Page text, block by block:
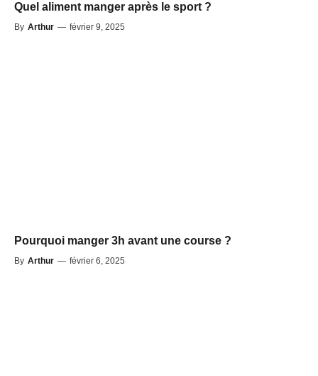
Quel aliment manger après le sport ?
By Arthur — février 9, 2025
Pourquoi manger 3h avant une course ?
By Arthur — février 6, 2025